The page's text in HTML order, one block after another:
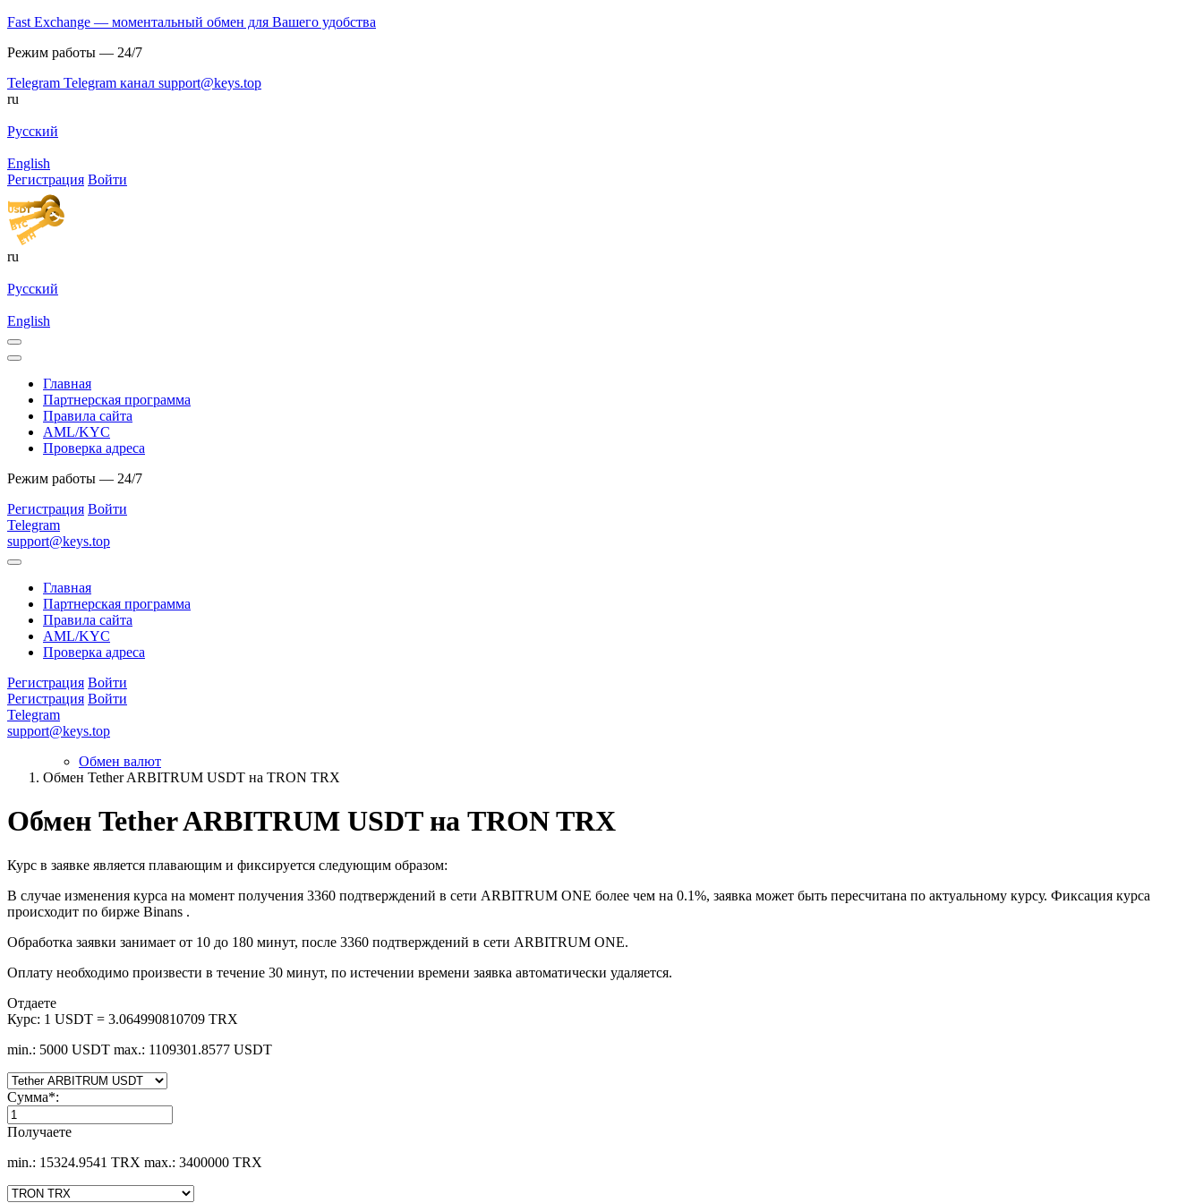
Fast Exchange — моментальный обмен для Вашего удобства
Режим работы — 24/7
Telegram Telegram канал support@keys.top
ru
Русский
English
Регистрация Войти
ru
Русский
English
Главная
Партнерская программа
Правила сайта
AML/KYC
Проверка адреса
Режим работы — 24/7
Регистрация Войти
Telegram
support@keys.top
Главная
Партнерская программа
Правила сайта
AML/KYC
Проверка адреса
Регистрация Войти
Регистрация Войти
Telegram
support@keys.top
Обмен валют
Обмен Tether ARBITRUM USDT на TRON TRX
Обмен Tether ARBITRUM USDT на TRON TRX
Курс в заявке является плавающим и фиксируется следующим образом:
В случае изменения курса на момент получения 3360 подтверждений в сети ARBITRUM ONE более чем на 0.1%, заявка может быть пересчитана по актуальному курсу. Фиксация курса
происходит по бирже Binans .
Обработка заявки занимает от 10 до 180 минут, после 3360 подтверждений в сети ARBITRUM ONE.
Оплату необходимо произвести в течение 30 минут, по истечении времени заявка автоматически удаляется.
Отдаете
Курс: 1 USDT = 3.064990810709 TRX
min.: 5000 USDT max.: 1109301.8577 USDT
Сумма*:
Получаете
min.: 15324.9541 TRX max.: 3400000 TRX